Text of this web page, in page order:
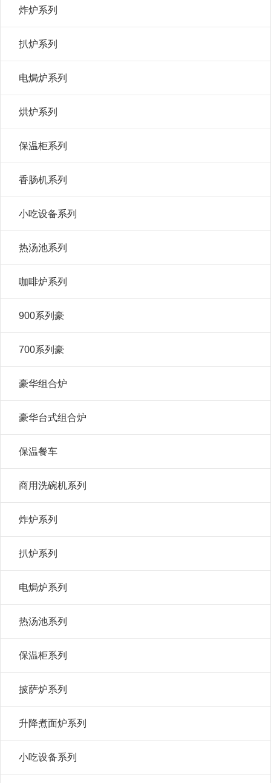
炸炉系列
扒炉系列
电焗炉系列
烘炉系列
保温柜系列
香肠机系列
小吃设备系列
热汤池系列
咖啡炉系列
900系列豪
700系列豪
豪华组合炉
豪华台式组合炉
保温餐车
商用洗碗机系列
炸炉系列
扒炉系列
电焗炉系列
热汤池系列
保温柜系列
披萨炉系列
升降煮面炉系列
小吃设备系列